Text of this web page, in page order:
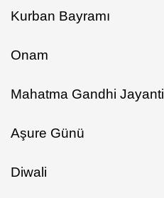
Kurban Bayramı
Onam
Mahatma Gandhi Jayanti
Aşure Günü
Diwali